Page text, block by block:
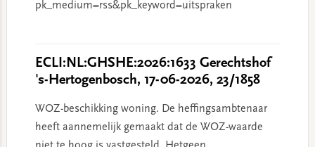
pk_medium=rss&pk_keyword=uitspraken
ECLI:NL:GHSHE:2026:1633 Gerechtshof
's-Hertogenbosch, 17-06-2026, 23/1858
WOZ-beschikking woning. De heffingsambtenaar
heeft aannemelijk gemaakt dat de WOZ-waarde